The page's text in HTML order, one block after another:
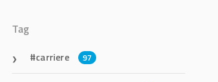
Tag
carriere 97